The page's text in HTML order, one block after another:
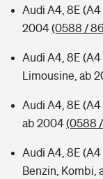
Audi A4, 8E (A4
2004(0588 /
Audi A4, 8E (A4
Limousine, ab
Audi A4, 8E (A4
ab 2004(0588
Audi A4, 8E (A4
Benzin, Kombi,